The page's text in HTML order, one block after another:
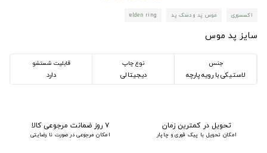
اکسسوری موس پد و دسک پد elden ring
سایز پد موس
جنس
لاستیکی با رویه پارچه
نوع چاپ
دیجیتالی
قابلیت شستشو
دارد
تحویل در کمترین زمان
امکان تحویل با پیک فوری و چاپار
۷ روز ضمانت مرجوعی کالا
امکان مرجوعی در صورت نا رضایتی